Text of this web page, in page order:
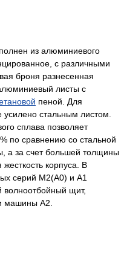
из алюминиевого
с различными
броня разнесенная
листы с
пеной. Для
стальным листом.
сплава позволяет
по сравнению со стальной
а за счет большей толщины
корпуса. В
серий М2(А0) и А1
волноотбойный щит,
машины А2.